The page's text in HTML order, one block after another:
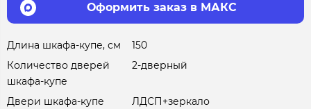
Оформить заказ в МАКС
Длина шкафа-купе, см
150
Количество дверей
шкафа-купе
2-дверный
Двери шкафа-купе
ЛДСП+зеркало